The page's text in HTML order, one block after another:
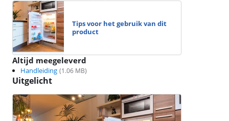
Tips voor het gebruik van dit
product
Altijd meegeleverd
Handleiding (1.06 MB)
Uitgelicht